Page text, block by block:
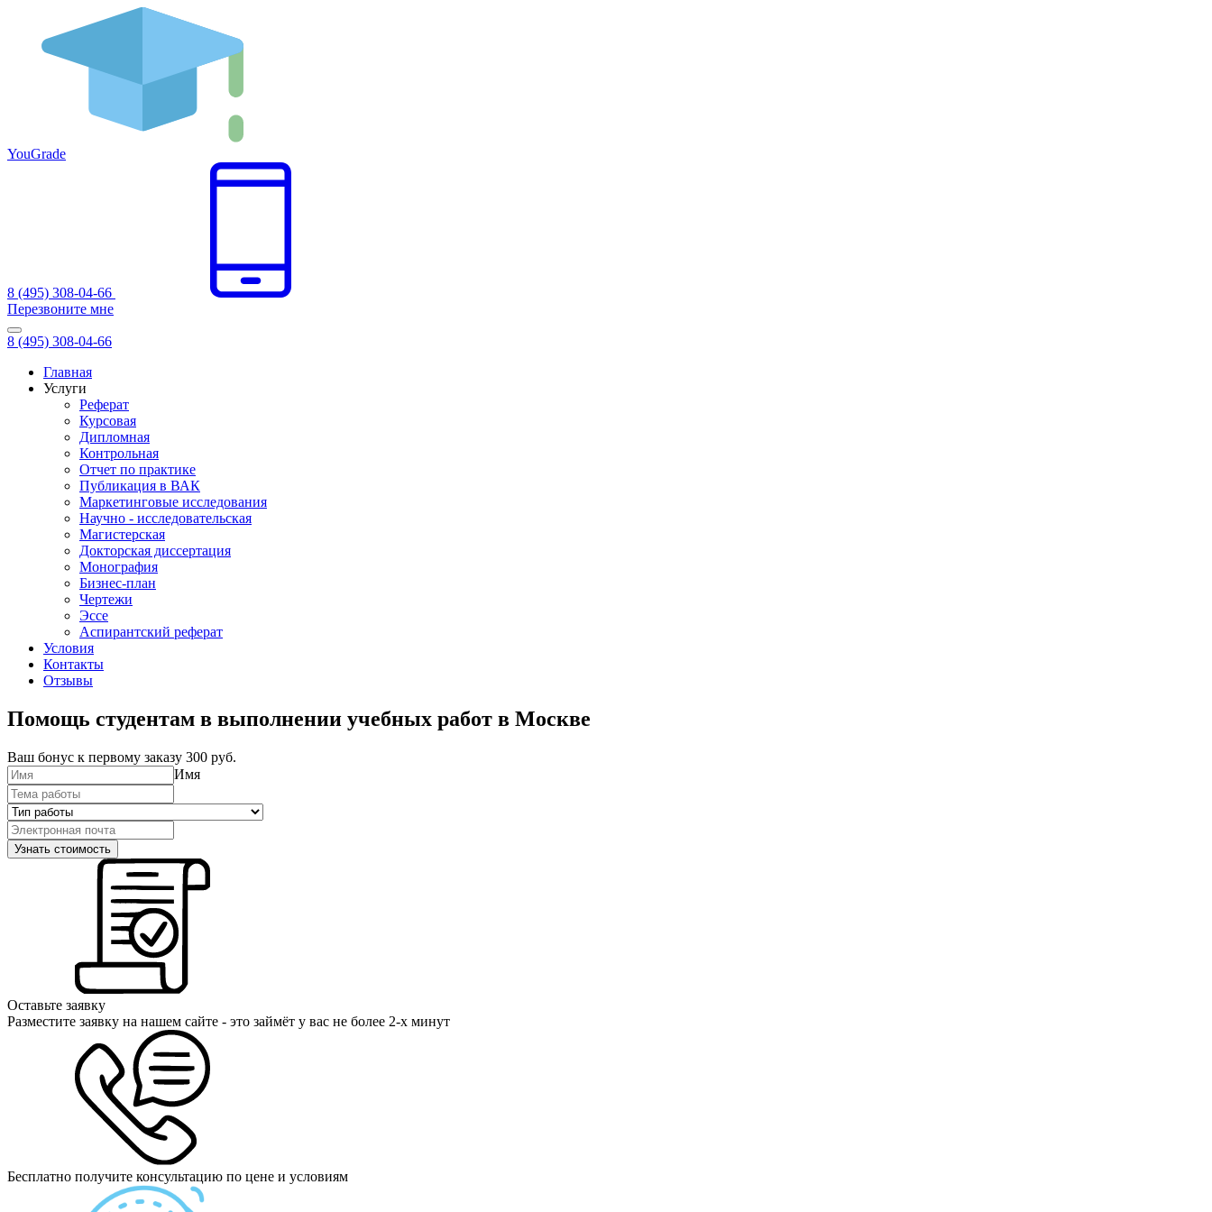
YouGrade
8 (495) 308-04-66
Перезвоните мне
8 (495) 308-04-66
Главная
Услуги
Реферат
Курсовая
Дипломная
Контрольная
Отчет по практике
Публикация в ВАК
Маркетинговые исследования
Научно - исследовательская
Магистерская
Докторская диссертация
Монография
Бизнес-план
Чертежи
Эссе
Аспирантский реферат
Условия
Контакты
Отзывы
Помощь студентам в выполнении учебных работ в Москве
Ваш бонус к первому заказу 300 руб.
Имя
Оставьте заявку
Разместите заявку на нашем сайте - это займёт у вас не более 2-х минут
Бесплатно получите консультацию по цене и условиям